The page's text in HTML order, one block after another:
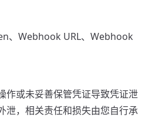
、Webhook URL、Webhook
作或未妥善保管凭证导致凭证泄
泄，相关责任和损失由您自行承